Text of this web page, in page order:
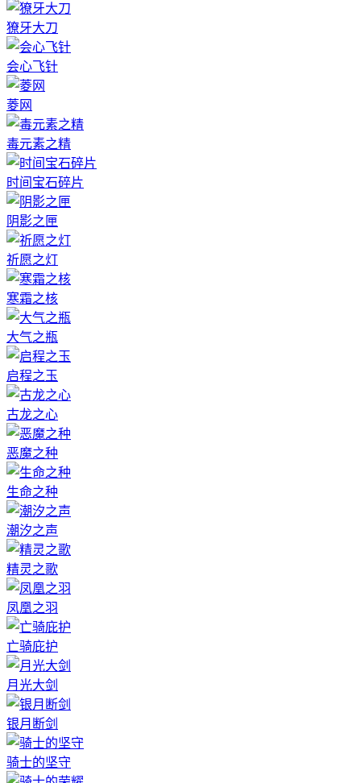
獠牙大刀
会心飞针
菱网
毒元素之精
时间宝石碎片
阴影之匣
祈愿之灯
寒霜之核
大气之瓶
启程之玉
古龙之心
恶魔之种
生命之种
潮汐之声
精灵之歌
凤凰之羽
亡骑庇护
月光大剑
银月断剑
骑士的坚守